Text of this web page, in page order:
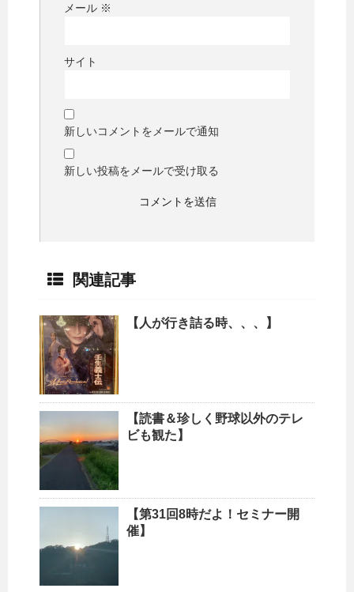
メール ※
サイト
新しいコメントをメールで通知
新しい投稿をメールで受け取る
関連記事
【人が行き詰る時、、、】
【読書＆珍しく野球以外のテレ
ビも観た】
【第31回8時だよ！セミナー開
催】